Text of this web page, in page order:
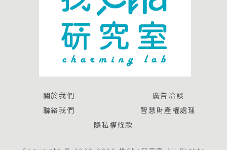
關於我們
廣告洽談
聯絡我們
智慧財產權處理
隱私權條款